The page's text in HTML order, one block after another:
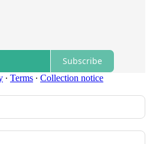
Subscribe
∙ Terms ∙ Collection notice